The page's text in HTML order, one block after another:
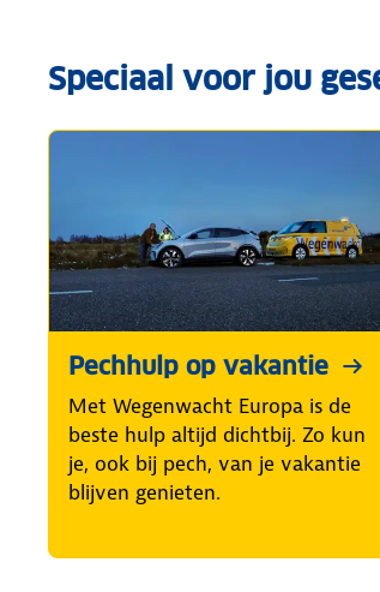
Speciaal voor jou
Pechhulp op vakantie
Met Wegenwacht Europa is de
beste hulp altijd dichtbij. Zo kun
je, ook bij pech, van je vakantie
blijven genieten.